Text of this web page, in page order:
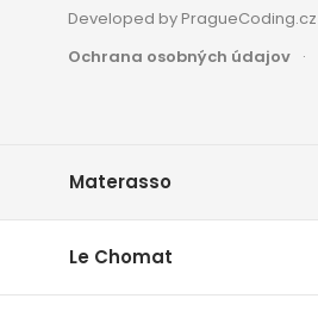
Developed by PragueCoding.cz
Ochrana osobných údajov
Materasso
Le Chomat